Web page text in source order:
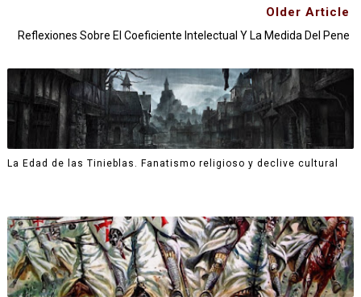
Older Article
Reflexiones Sobre El Coeficiente Intelectual Y La Medida Del Pene
La Edad de las Tinieblas. Fanatismo religioso y declive cultural